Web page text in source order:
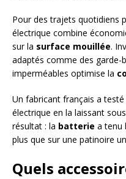
Pour des trajets quotidiens
électrique combine
sur la surface mouillée.
adaptés comme des garde-
imperméables optimise la
Un fabricant français a testé
électrique en la laissant
résultat : la batterie a tenu
plus que sur une patinoire
Quels